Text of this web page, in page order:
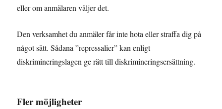
eller om anmälaren väljer det.
Den verksamhet du anmäler får inte hota eller straffa dig på
något sätt. Sådana ”repressalier” kan enligt
diskrimineringslagen ge rätt till diskrimineringsersättning.
Fler möjligheter